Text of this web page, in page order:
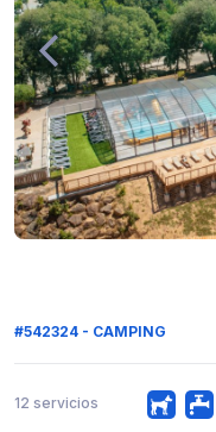
#542324 - CAMPING
12 servicios